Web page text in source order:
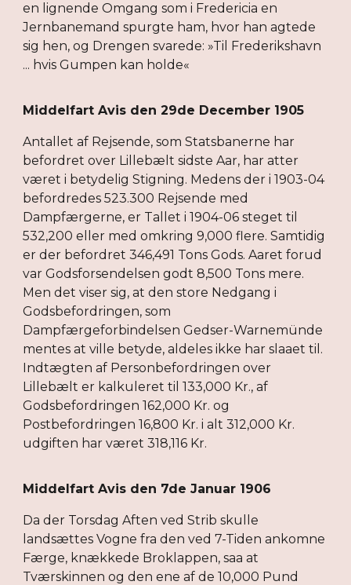
en lignende Omgang som i Fredericia en
Jernbanemand spurgte ham, hvor han agtede
sig hen, og Drengen svarede: »Til Frederikshavn
... hvis Gumpen kan holde«
Middelfart Avis den 29de December 1905
Antallet af Rejsende, som Statsbanerne har
befordret over Lillebælt sidste Aar, har atter
været i betydelig Stigning. Medens der i 1903-04
befordredes 523.300 Rejsende med
Dampfærgerne, er Tallet i 1904-06 steget til
532,200 eller med omkring 9,000 flere. Samtidig
er der befordret 346,491 Tons Gods. Aaret forud
var Godsforsendelsen godt 8,500 Tons mere.
Men det viser sig, at den store Nedgang i
Godsbefordringen, som
Dampfærgeforbindelsen Gedser-Warnemünde
mentes at ville betyde, aldeles ikke har slaaet til.
Indtægten af Personbefordringen over
Lillebælt er kalkuleret til 133,000 Kr., af
Godsbefordringen 162,000 Kr. og
Postbefordringen 16,800 Kr. i alt 312,000 Kr.
udgiften har været 318,116 Kr.
Middelfart Avis den 7de Januar 1906
Da der Torsdag Aften ved Strib skulle
landsættes Vogne fra den ved 7-Tiden ankomne
Færge, knækkede Broklappen, saa at
Tværskinnen og den ene af de 10,000 Pund